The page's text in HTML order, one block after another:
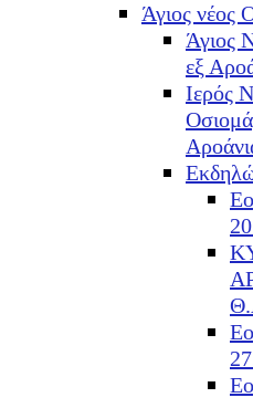
Άγιος νέος
Άγιος
εξ
Ιερός